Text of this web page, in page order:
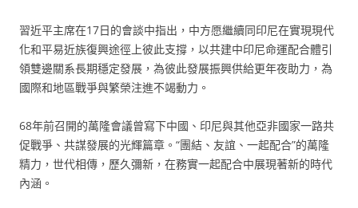
習近平主席在17日的會談中指出，中方愿繼續同印尼在實現現代
化和平易近族復興途徑上彼此支撐，以共建中印尼命運配合體引
領雙邊關系長期穩定發展，為彼此發展振興供給更年夜助力，為
國際和地區戰爭與繁榮注進不竭動力。
68年前召開的萬隆會議曾寫下中國、印尼與其他亞非國家一路共
促戰爭、共謀發展的光輝篇章。“團結、友誼、一起配合”的萬隆
精力，世代相傳，歷久彌新，在務實一起配合中展現著新的時代
內涵。